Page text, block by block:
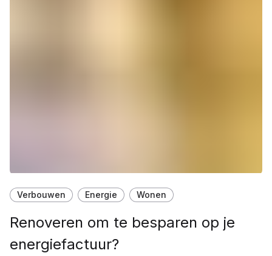
Verbouwen Energie Wonen
Renoveren om te besparen op je
energiefactuur?